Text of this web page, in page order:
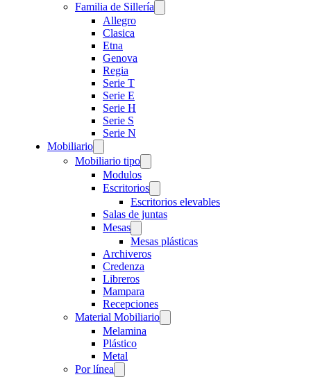
Familia de Sillería
Allegro
Clasica
Etna
Genova
Regia
Serie T
Serie E
Serie H
Serie S
Serie N
Mobiliario
Mobiliario tipo
Modulos
Escritorios
Escritorios elevables
Salas de juntas
Mesas
Mesas plásticas
Archiveros
Credenza
Libreros
Mampara
Recepciones
Material Mobiliario
Melamina
Plástico
Metal
Por línea